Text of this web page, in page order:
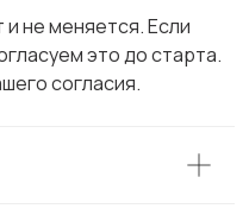
не меняется. Если
это до старта.
согласия.